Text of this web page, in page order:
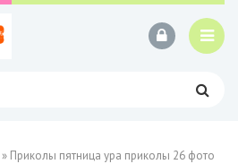
» Приколы пятница ура приколы 26 фото